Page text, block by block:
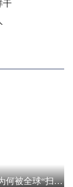
干
多款新药在网络平台首发 国产新药为何被全球“扫货”